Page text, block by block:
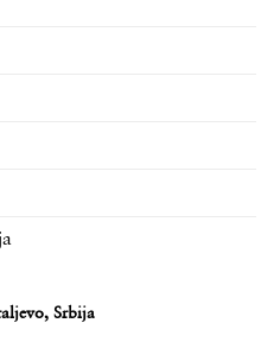
Srbija